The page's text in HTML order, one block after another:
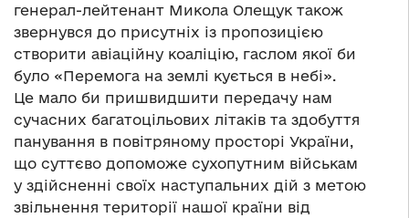
генерал-лейтенант Микола Олещук також
звернувся до присутніх із пропозицією
створити авіаційну коаліцію, гаслом якої би
було «Перемога на землі кується в небі».
Це мало би пришвидшити передачу нам
сучасних багатоцільових літаків та здобуття
панування в повітряному просторі України,
що суттєво допоможе сухопутним військам
у здійсненні своїх наступальних дій з метою
звільнення території нашої країни від